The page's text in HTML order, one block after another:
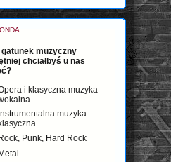
muzyczny
chciałbyś u nas
i klasyczna muzyka
Instrumentalna muzyka
klasyczna
Rock, Punk, Hard Rock
Metal